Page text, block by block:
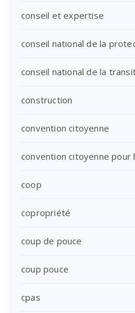
conseil et expertise
conseil national de la
conseil national de la
construction
convention citoyenne
convention citoyenne pour
coop
copropriété
coup de pouce
coup pouce
cpas